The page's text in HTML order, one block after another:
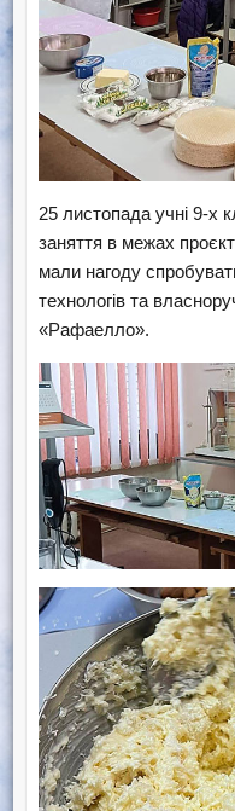
25 листопада учні 9-х
заняття в межах
мали нагоду
технологів та
«Рафаелло».